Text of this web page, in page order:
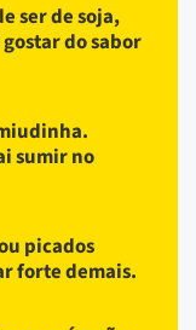
ser de soja,
do sabor
sumir no
picados
forte demais.